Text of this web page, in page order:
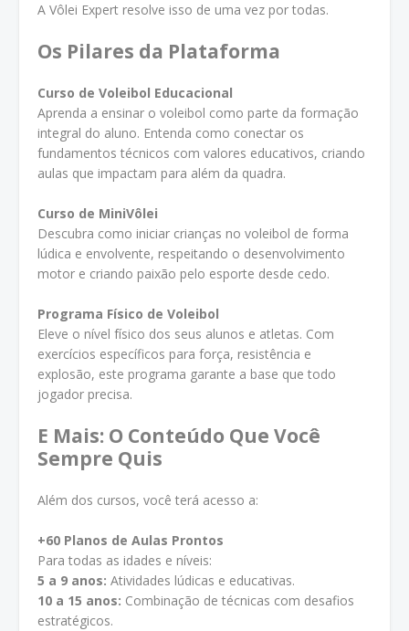
A Vôlei Expert resolve isso de uma vez por todas.
Os Pilares da Plataforma
Curso de Voleibol Educacional
Aprenda a ensinar o voleibol como parte da formação
integral do aluno. Entenda como conectar os
fundamentos técnicos com valores educativos, criando
aulas que impactam para além da quadra.
Curso de MiniVôlei
Descubra como iniciar crianças no voleibol de forma
lúdica e envolvente, respeitando o desenvolvimento
motor e criando paixão pelo esporte desde cedo.
Programa Físico de Voleibol
Eleve o nível físico dos seus alunos e atletas. Com
exercícios específicos para força, resistência e
explosão, este programa garante a base que todo
jogador precisa.
E Mais: O Conteúdo Que Você
Sempre Quis
Além dos cursos, você terá acesso a:
+60 Planos de Aulas Prontos
Para todas as idades e níveis:
5 a 9 anos: Atividades lúdicas e educativas.
10 a 15 anos: Combinação de técnicas com desafios
estratégicos.